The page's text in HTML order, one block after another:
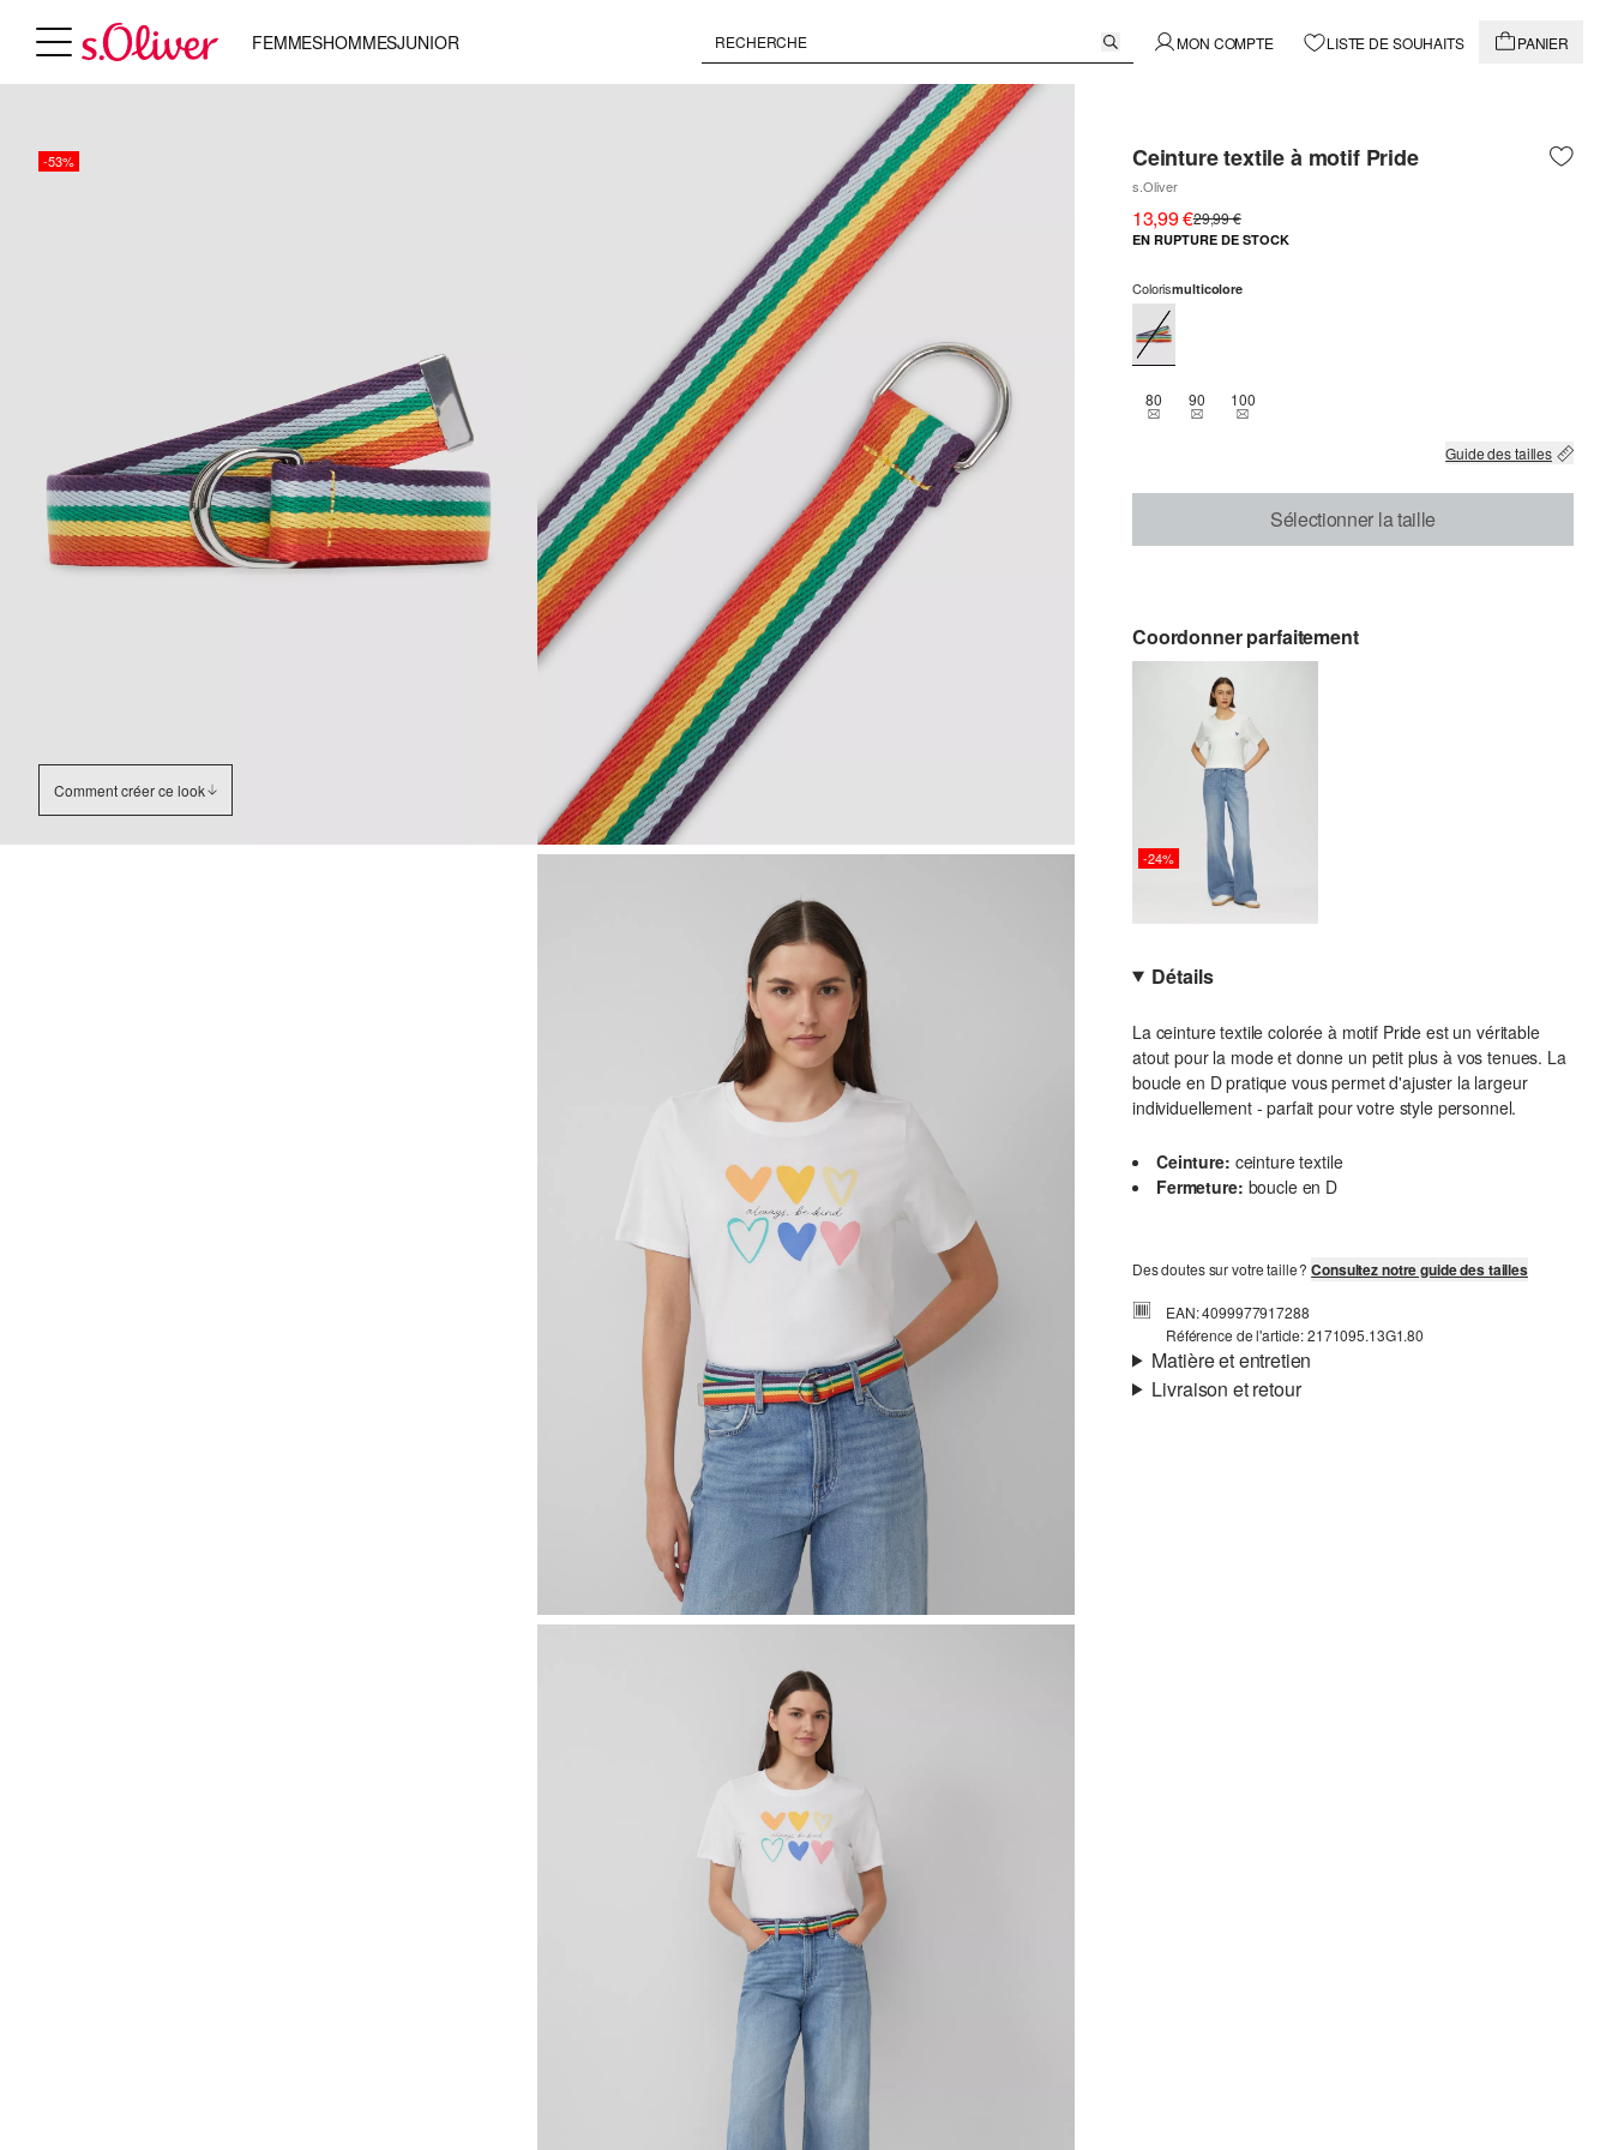
FEMMESHOMMESJUNIOR MON COMPTE LISTE DE SOUHAITS PANIER
-53%
Comment créer ce look
Ceinture textile à motif Pride
s.Oliver
13,99 €29,99 €
EN RUPTURE DE STOCK
Colorismulticolore
80THIS SIZE IS CURRENTLY OUT OF STOCK
90THIS SIZE IS CURRENTLY OUT OF STOCK
100THIS SIZE IS CURRENTLY OUT OF STOCK
Guide des tailles
Sélectionner la taille
Coordonner parfaitement
-24%
Détails
La ceinture textile colorée à motif Pride est un véritable
atout pour la mode et donne un petit plus à vos tenues. La
boucle en D pratique vous permet d'ajuster la largeur
individuellement - parfait pour votre style personnel.
Ceinture: ceinture textile
Fermeture: boucle en D
Des doutes sur votre taille ?Consultez notre guide des tailles
EAN: 4099977917288
Référence de l'article: 2171095.13G1.80
Matière et entretien
Livraison et retour